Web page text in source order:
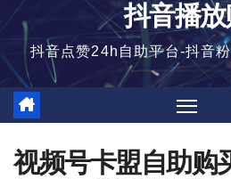
容
抖音播
抖音点赞24h自助平台-抖音
视频号卡盟自助购